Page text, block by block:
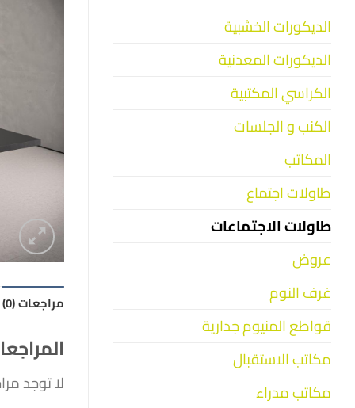
الديكورات الخشبية
الديكورات المعدنية
الكراسي المكتبية
الكنب و الجلسات
المكاتب
طاولات اجتماع
طاولات الاجتماعات
عروض
غرف النوم
قواطع المنيوم جدارية
مكاتب الاستقبال
مكاتب مدراء
مراجعات (0)
لا توجد